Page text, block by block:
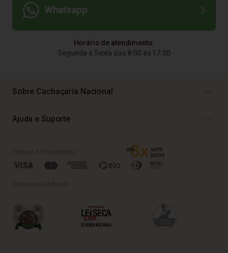
Whatsapp
Horário de atendimento:
Segunda à Sexta das 8:00 às 17:00
Sobre Cachaçaria Nacional
Ajuda e Suporte